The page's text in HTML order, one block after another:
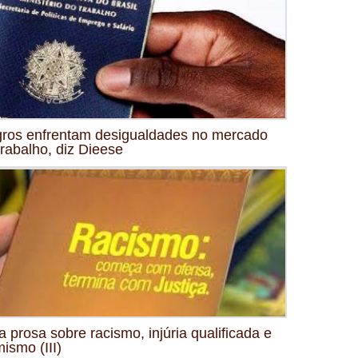
enfrentam desigualdades no mercado
diz Dieese
prosa sobre racismo, injúria qualificada e
(III)